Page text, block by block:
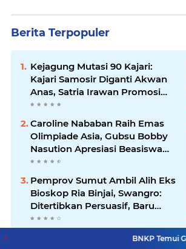
Berita Terpopuler
Kejagung Mutasi 90 Kajari:
Kajari Samosir Diganti Akwan
Anas, Satria Irawan Promosi
Kemana?
Caroline Nababan Raih Emas
Olimpiade Asia, Gubsu Bobby
Nasution Apresiasi Beasiswa
dan Bimbel
Pemprov Sumut Ambil Alih Eks
Bioskop Ria Binjai, Swangro:
Ditertibkan Persuasif, Baru
Kelola dengan Baik
BNKP Temui Gubsu Bobby,